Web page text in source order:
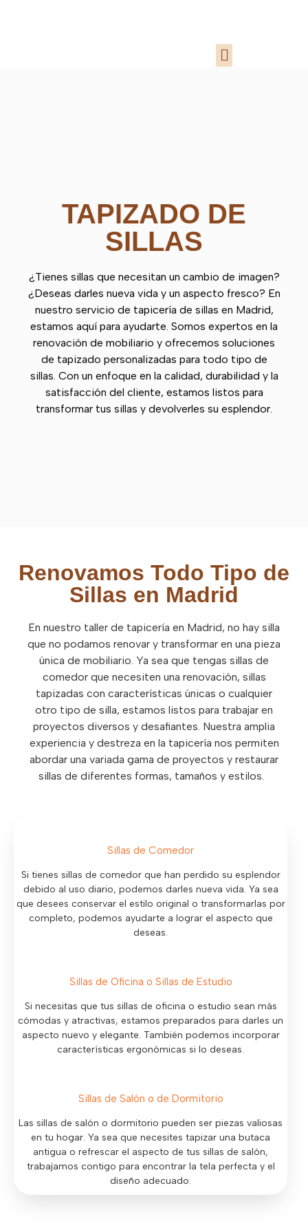
TAPIZADO DE
SILLAS
¿Tienes sillas que necesitan un cambio de imagen?
¿Deseas darles nueva vida y un aspecto fresco? En
nuestro servicio de tapicería de sillas en Madrid,
estamos aquí para ayudarte. Somos expertos en la
renovación de mobiliario y ofrecemos soluciones
de tapizado personalizadas para todo tipo de
sillas. Con un enfoque en la calidad, durabilidad y la
satisfacción del cliente, estamos listos para
transformar tus sillas y devolverles su esplendor.
Renovamos Todo Tipo de
Sillas en Madrid
En nuestro taller de tapicería en Madrid, no hay silla
que no podamos renovar y transformar en una pieza
única de mobiliario. Ya sea que tengas sillas de
comedor que necesiten una renovación, sillas
tapizadas con características únicas o cualquier
otro tipo de silla, estamos listos para trabajar en
proyectos diversos y desafiantes. Nuestra amplia
experiencia y destreza en la tapicería nos permiten
abordar una variada gama de proyectos y restaurar
sillas de diferentes formas, tamaños y estilos.
Sillas de Comedor
Si tienes sillas de comedor que han perdido su esplendor
debido al uso diario, podemos darles nueva vida. Ya sea
que desees conservar el estilo original o transformarlas por
completo, podemos ayudarte a lograr el aspecto que
deseas.
Sillas de Oficina o Sillas de Estudio
Si necesitas que tus sillas de oficina o estudio sean más
cómodas y atractivas, estamos preparados para darles un
aspecto nuevo y elegante. También podemos incorporar
características ergonómicas si lo deseas.
Sillas de Salón o de Dormitorio
Las sillas de salón o dormitorio pueden ser piezas valiosas
en tu hogar. Ya sea que necesites tapizar una butaca
antigua o refrescar el aspecto de tus sillas de salón,
trabajamos contigo para encontrar la tela perfecta y el
diseño adecuado.